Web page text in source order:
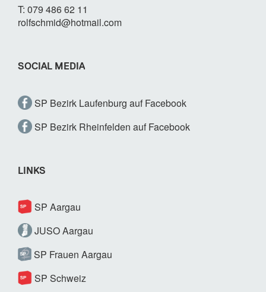
T: 079 486 62 11
rolfschmid@hotmail.com
SOCIAL MEDIA
SP Bezirk Laufenburg auf Facebook
SP Bezirk Rheinfelden auf Facebook
LINKS
SP Aargau
JUSO Aargau
SP Frauen Aargau
SP Schweiz